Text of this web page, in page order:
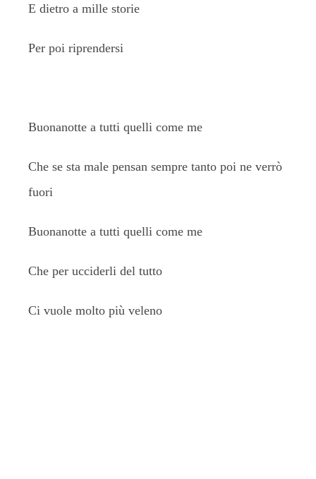
E dietro a mille storie
Per poi riprendersi
Buonanotte a tutti quelli come me
Che se sta male pensan sempre tanto poi ne verrò
fuori
Buonanotte a tutti quelli come me
Che per ucciderli del tutto
Ci vuole molto più veleno